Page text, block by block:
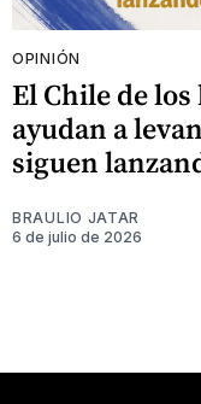
OPINIÓN
El Chile de
ayudan a
siguen
BRAULIO JATAR
6 de julio de 2026